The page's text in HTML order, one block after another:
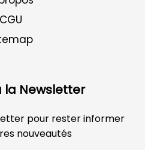
CGU
la Newsletter
pour rester informer
nouveautés